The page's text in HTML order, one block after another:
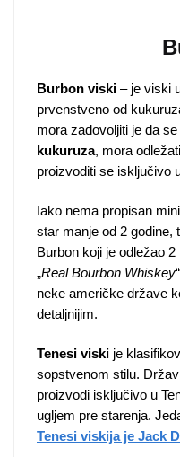
Burbon viski – je viski
prvenstveno od
mora zadovoljiti je da
kukuruza, mora
proizvoditi se isključivo
Iako nema propisan
star manje od 2 godine,
Burbon koji je odležao
„Real Bourbon Whiskey
neke američke države
detaljnijim.
Tenesi viski je
sopstvenom stilu.
proizvodi isključivo u
ugljem pre starenja.
Tenesi viskija je Jack